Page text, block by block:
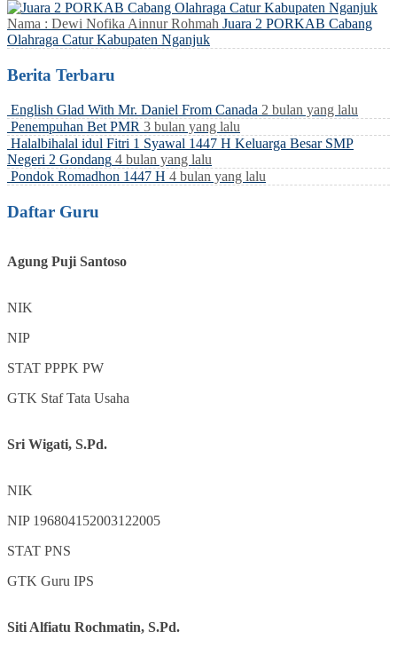
Nama : Dewi Nofika Ainnur Rohmah Juara 2 PORKAB Cabang
Olahraga Catur Kabupaten Nganjuk
Berita Terbaru
English Glad With Mr. Daniel From Canada 2 bulan yang lalu
Penempuhan Bet PMR 3 bulan yang lalu
Halalbihalal idul Fitri 1 Syawal 1447 H Keluarga Besar SMP
Negeri 2 Gondang 4 bulan yang lalu
Pondok Romadhon 1447 H 4 bulan yang lalu
Daftar Guru
Agung Puji Santoso
NIK
NIP
STAT PPPK PW
GTK Staf Tata Usaha
Sri Wigati, S.Pd.
NIK
NIP 196804152003122005
STAT PNS
GTK Guru IPS
Siti Alfiatu Rochmatin, S.Pd.